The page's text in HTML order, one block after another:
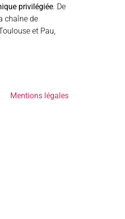
privilégiée. De
chaîne de
et Pau,
Mentions légales